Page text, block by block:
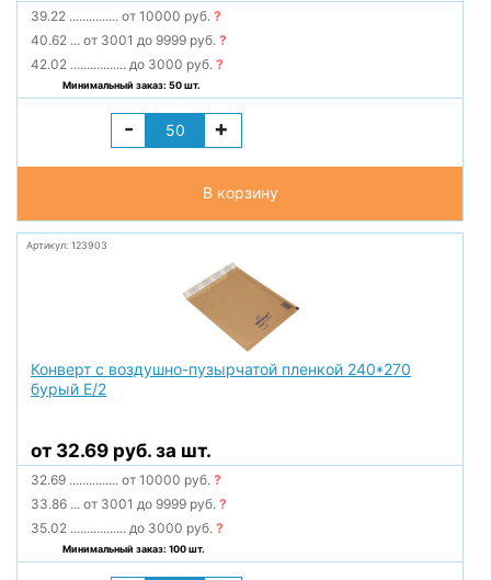
39.22 ............... от 10000 руб.?
40.62 ... от 3001 до 9999 руб.?
42.02 ................. до 3000 руб.?
Минимальный заказ: 50 шт.
- +
В корзину
Артикул: 123903
Конверт с воздушно-пузырчатой пленкой 240*270
бурый E/2
от 32.69 руб. за шт.
32.69 ............... от 10000 руб.?
33.86 ... от 3001 до 9999 руб.?
35.02 ................. до 3000 руб.?
Минимальный заказ: 100 шт.